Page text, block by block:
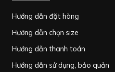
Hướng dẫn đặt hàng
Hướng dẫn chọn size
Hướng dẫn thanh toán
Hướng dẫn sử dụng, bảo quản